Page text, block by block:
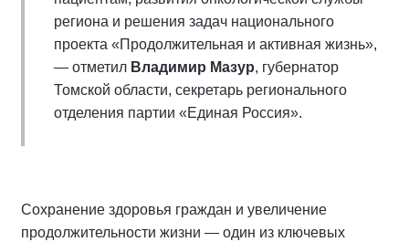
региона и решения задач национального
проекта «Продолжительная и активная жизнь»,
— отметил Владимир Мазур, губернатор
Томской области, секретарь регионального
отделения партии «Единая Россия».
Сохранение здоровья граждан и увеличение
продолжительности жизни — один из ключевых